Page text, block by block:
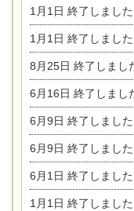
1月1日 終了しました
1月1日 終了しました
8月25日 終了しました）レ
6月16日 終了しまし
6月9日 終了しました
6月9日 終了しました
6月1日 終了しました
1月1日 終了しました）5